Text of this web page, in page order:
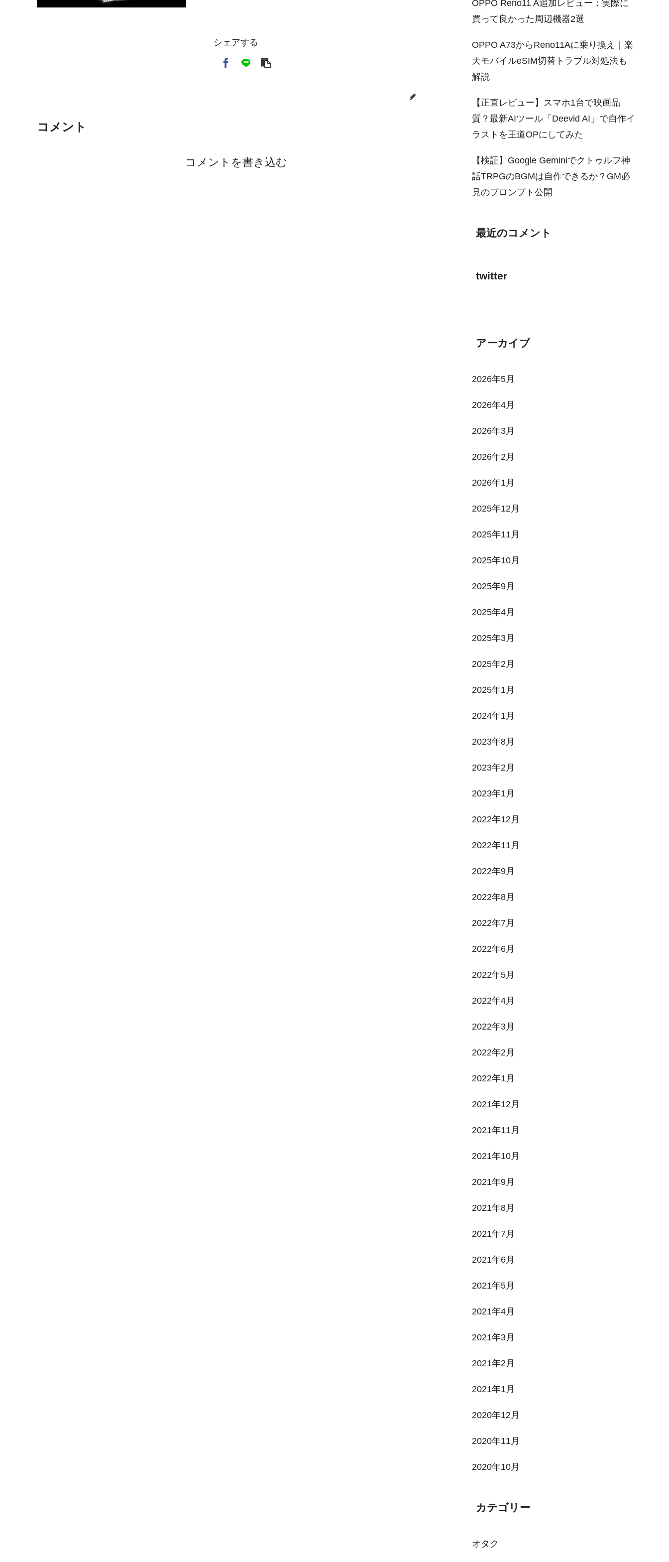
シェアする
コメント
コメントを書き込む
OPPO Reno11 A追加レビュー：実際に
買って良かった周辺機器2選
OPPO A73からReno11Aに乗り換え｜楽
天モバイルeSIM切替トラブル対処法も
解説
【正直レビュー】スマホ1台で映画品
質？最新AIツール「Deevid AI」で自作イ
ラストを王道OPにしてみた
【検証】Google Geminiでクトゥルフ神
話TRPGのBGMは自作できるか？GM必
見のプロンプト公開
最近のコメント
twitter
アーカイブ
2026年5月
2026年4月
2026年3月
2026年2月
2026年1月
2025年12月
2025年11月
2025年10月
2025年9月
2025年4月
2025年3月
2025年2月
2025年1月
2024年1月
2023年8月
2023年2月
2023年1月
2022年12月
2022年11月
2022年9月
2022年8月
2022年7月
2022年6月
2022年5月
2022年4月
2022年3月
2022年2月
2022年1月
2021年12月
2021年11月
2021年10月
2021年9月
2021年8月
2021年7月
2021年6月
2021年5月
2021年4月
2021年3月
2021年2月
2021年1月
2020年12月
2020年11月
2020年10月
カテゴリー
オタク